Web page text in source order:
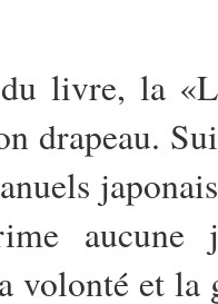
livre, la
drapeau.
volonté et